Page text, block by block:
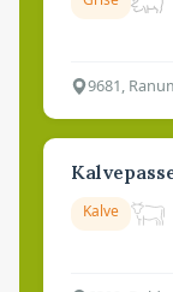
9681,
Kalve